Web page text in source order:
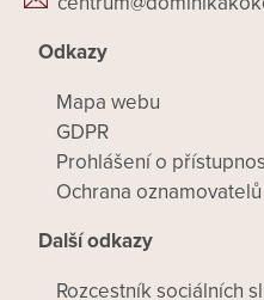
Odkazy
Mapa webu
GDPR
Prohlášení o
Ochrana oznamovatelů
Další odkazy
Rozcestník sociálních